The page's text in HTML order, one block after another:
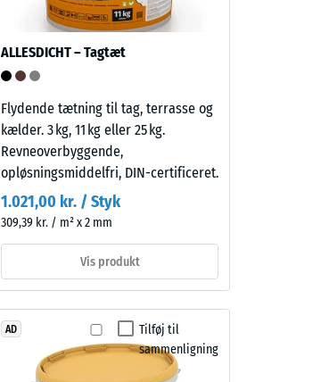
ALLESDICHT – Tagtæt
Flydende tætning til tag, terrasse og
kælder. 3 kg, 11 kg eller 25 kg.
Revneoverbyggende,
opløsningsmiddelfri, DIN-certificeret.
1.021,00 kr. / Styk
309,39 kr. / m² x 2 mm
Vis produkt
Tilføj til
sammenligning
AD